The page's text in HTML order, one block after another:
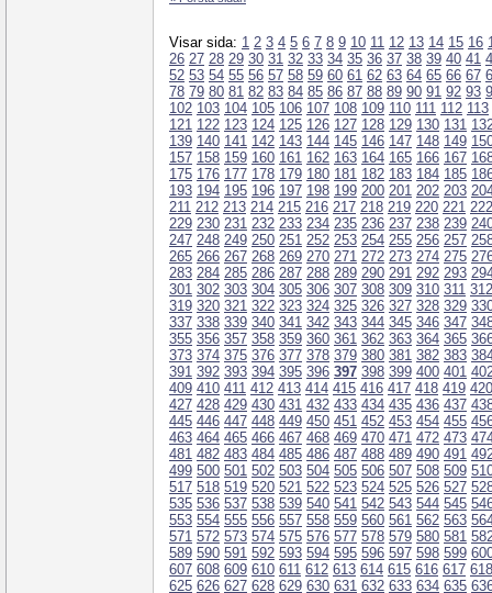
Visar sida: 1 2 3 4 5 6 7 8 9 10 11 12 13 14 15 16
26 27 28 29 30 31 32 33 34 35 36 37 38 39 40 41
52 53 54 55 56 57 58 59 60 61 62 63 64 65 66 67
78 79 80 81 82 83 84 85 86 87 88 89 90 91 92 93
102 103 104 105 106 107 108 109 110 111 112 113
121 122 123 124 125 126 127 128 129 130 131
139 140 141 142 143 144 145 146 147 148 149
157 158 159 160 161 162 163 164 165 166 167
175 176 177 178 179 180 181 182 183 184 185
193 194 195 196 197 198 199 200 201 202 203
211 212 213 214 215 216 217 218 219 220 221 222
229 230 231 232 233 234 235 236 237 238 239
247 248 249 250 251 252 253 254 255 256 257
265 266 267 268 269 270 271 272 273 274 275
283 284 285 286 287 288 289 290 291 292 293
301 302 303 304 305 306 307 308 309 310 311 312
319 320 321 322 323 324 325 326 327 328 329
337 338 339 340 341 342 343 344 345 346 347
355 356 357 358 359 360 361 362 363 364 365
373 374 375 376 377 378 379 380 381 382 383
391 392 393 394 395 396 397 398 399 400 401
409 410 411 412 413 414 415 416 417 418 419 420
427 428 429 430 431 432 433 434 435 436 437
445 446 447 448 449 450 451 452 453 454 455
463 464 465 466 467 468 469 470 471 472 473
481 482 483 484 485 486 487 488 489 490 491
499 500 501 502 503 504 505 506 507 508 509
517 518 519 520 521 522 523 524 525 526 527
535 536 537 538 539 540 541 542 543 544 545
553 554 555 556 557 558 559 560 561 562 563
571 572 573 574 575 576 577 578 579 580 581
589 590 591 592 593 594 595 596 597 598 599
607 608 609 610 611 612 613 614 615 616 617 618
625 626 627 628 629 630 631 632 633 634 635